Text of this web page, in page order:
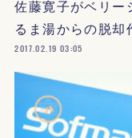
佐藤寛子がベリー
るま湯からの脱却
2017.02.19 03:05